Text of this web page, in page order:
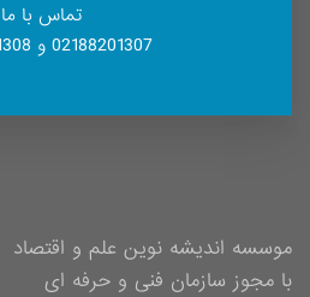
تماس با ما
02188201307 و 02188201308
موسسه اندیشه نوین علم و اقتصاد
با مجوز سازمان فنی و حرفه ای